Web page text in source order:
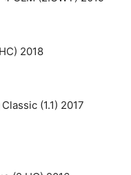
2018
(1.1) 2017